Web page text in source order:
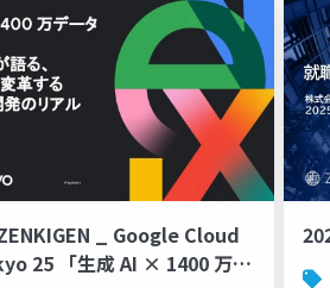
_ Google Cloud
25 「生成 AI × 1400 万デ